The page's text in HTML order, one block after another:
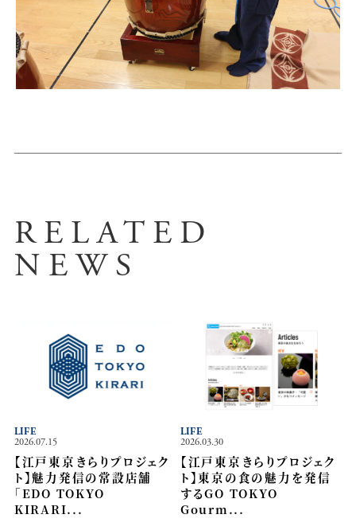
RELATED
NEWS
2026.07.15
【江戸東京きらりプロジェク
ト】魅力発信の常設店舗
「EDO TOKYO
KIRARI...
LIFE
2026.03.30
【江戸東京きらりプロジェク
ト】東京の食の魅力を発信
するGO TOKYO
Gourm...
LIFE